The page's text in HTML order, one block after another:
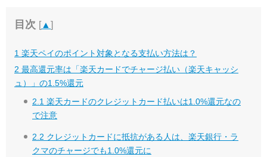
目次 [▲ ]
1 楽天ペイのポイント対象となる支払い方法は？
2 最高還元率は「楽天カードでチャージ払い（楽天キャッシ
ュ）」の1.5%還元
2.1 楽天カードのクレジットカード払いは1.0%還元なの
で注意
2.2 クレジットカードに抵抗がある人は、楽天銀行・ラ
クマのチャージでも1.0%還元に